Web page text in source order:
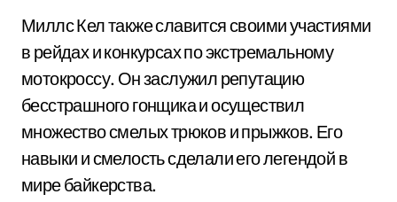
Миллс Кел также славится своими участиями
в рейдах и конкурсах по экстремальному
мотокроссу. Он заслужил репутацию
бесстрашного гонщика и осуществил
множество смелых трюков и прыжков. Его
навыки и смелость сделали его легендой в
мире байкерства.